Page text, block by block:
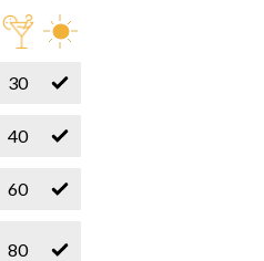
30
40
60
80